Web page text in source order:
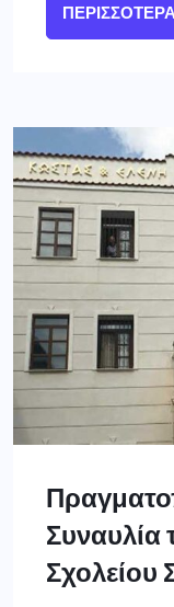
Συναυλία
Σχολείου